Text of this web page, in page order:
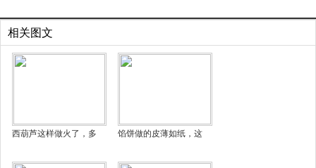
相关图文
西葫芦这样做火了，多 馅饼做的皮薄如纸，这